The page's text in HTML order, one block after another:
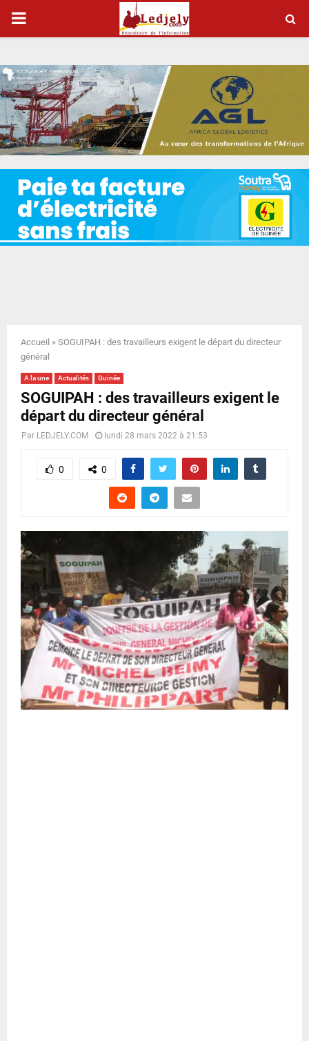
P
I
M
A
R
Y
N
U
Accueil » SOGUIPAH : des travailleurs exigent le départ du directeur
général
A la une Actualités Guinée
SOGUIPAH : des travailleurs exigent le
départ du directeur général
Par LEDJELY.COM lundi 28 mars 2022 à 21:53
0 0